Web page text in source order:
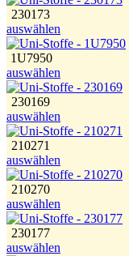
230173
auswählen
1U7950
auswählen
230169
auswählen
210271
auswählen
210270
auswählen
230177
auswählen